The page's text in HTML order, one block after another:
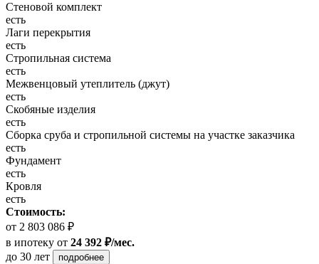
Стеновой комплект
есть
Лаги перекрытия
есть
Стропильная система
есть
Межвенцовый утеплитель (джут)
есть
Скобяные изделия
есть
Сборка сруба и стропильной системы на участке заказчика
есть
Фундамент
есть
Кровля
есть
Стоимость:
от 2 803 086 ₽
в ипотеку от 24 392 ₽/мес.
до 30 лет
подробнее